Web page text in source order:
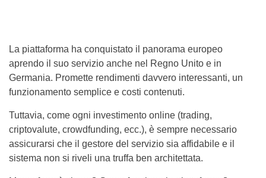
La piattaforma ha conquistato il panorama europeo
aprendo il suo servizio anche nel Regno Unito e in
Germania. Promette rendimenti davvero interessanti, un
funzionamento semplice e costi contenuti.
Tuttavia, come ogni investimento online (trading,
criptovalute, crowdfunding, ecc.), è sempre necessario
assicurarsi che il gestore del servizio sia affidabile e il
sistema non si riveli una truffa ben architettata.